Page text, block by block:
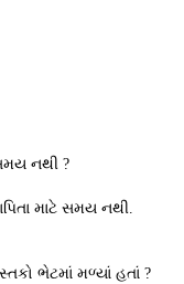
નથી ?
માટે સમય નથી.
ભેટમાં મળ્યાં હતાં ?